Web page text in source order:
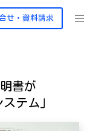
せ・資料請求
書が
テム」